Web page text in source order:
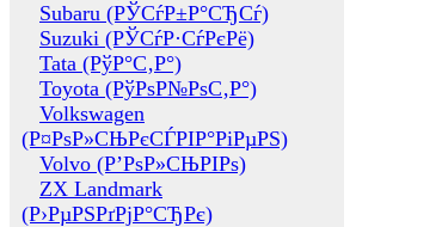
Subaru (РЎСѓР±Р°СЂСѓ)
Suzuki (РЎСѓР·СѓРєРё)
Tata (РўР°С‚Р°)
Toyota (РўРѕР№РѕС‚Р°)
Volkswagen
(Р¤РѕР»СЊРєСЃРІР°РіРµРЅ)
Volvo (Р’РѕР»СЊРІРѕ)
ZX Landmark
(Р›РµРЅРґРјР°СЂРє)